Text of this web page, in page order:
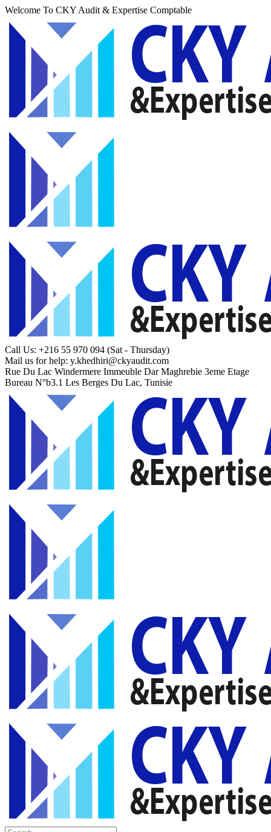
Welcome To CKY Audit & Expertise Comptable
Call Us: +216 55 970 094 (Sat - Thursday)
Mail us for help: y.khedhiri@ckyaudit.com
Rue Du Lac Windermere Immeuble Dar Maghrebie 3eme Etage
Bureau N°b3.1 Les Berges Du Lac, Tunisie